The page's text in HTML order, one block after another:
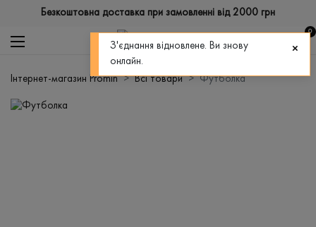
Безкоштовна доставка при замовленні від 2000 грн
0
Інтернет-магазин Promin Всі товари Футболка
З'єднання відновлене. Ви знову
онлайн.